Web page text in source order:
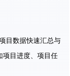
目数据快速汇总与
项目进度、项目任